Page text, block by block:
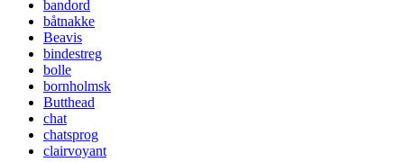
bandord
båtnakke
Beavis
bindestreg
bolle
bornholmsk
Butthead
chat
chatsprog
clairvoyant